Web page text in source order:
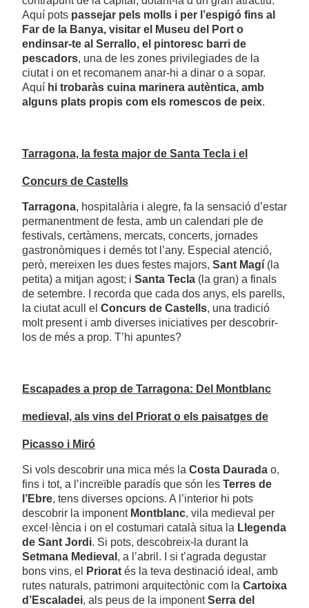
Aquí pots passejar pels molls i per l’espigó fins al
Far de la Banya, visitar el Museu del Port o
endinsar-te al Serrallo, el pintoresc barri de
pescadors, una de les zones privilegiades de la
ciutat i on et recomanem anar-hi a dinar o a sopar.
Aquí hi trobaràs cuina marinera autèntica, amb
alguns plats propis com els romescos de peix.
Tarragona, la festa major de Santa Tecla i el
Concurs de Castells
Tarragona, hospitalària i alegre, fa la sensació d’estar
permanentment de festa, amb un calendari ple de
festivals, certàmens, mercats, concerts, jornades
gastronòmiques i demés tot l’any. Especial atenció,
però, mereixen les dues festes majors, Sant Magí (la
petita) a mitjan agost; i Santa Tecla (la gran) a finals
de setembre. I recorda que cada dos anys, els parells,
la ciutat acull el Concurs de Castells, una tradició
molt present i amb diverses iniciatives per descobrir-
los de més a prop. T’hi apuntes?
Escapades a prop de Tarragona: Del Montblanc
medieval, als vins del Priorat o els paisatges de
Picasso i Miró
Si vols descobrir una mica més la Costa Daurada o,
fins i tot, a l’increïble paradís que són les Terres de
l’Ebre, tens diverses opcions. A l’interior hi pots
descobrir la imponent Montblanc, vila medieval per
excel·lència i on el costumari català situa la Llegenda
de Sant Jordi. Si pots, descobreix-la durant la
Setmana Medieval , a l’abril. I si t’agrada degustar
bons vins, el
Priorat és la teva destinació ideal, amb
rutes naturals, patrimoni arquitectònic com la Cartoixa
d’Escaladei, als peus de la imponentSerra del